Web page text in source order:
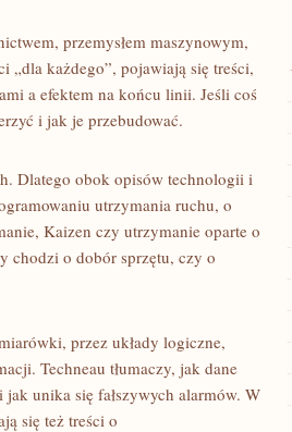
przemysłem maszynowym,
„dla każdego”, pojawiają się treści,
a efektem na końcu linii. Jeśli coś
i jak je przebudować.
Dlatego obok opisów technologii i
utrzymania ruchu, o
Kaizen czy utrzymanie oparte o
chodzi o dobór sprzętu, czy o
przez układy logiczne,
Techneau tłumaczy, jak dane
unika się fałszywych alarmów. W
się też treści o